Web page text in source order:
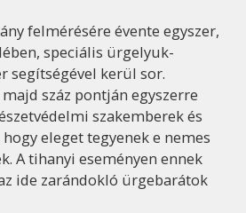
felmérésére évente egyszer,
speciális ürgelyuk-
segítségével kerül sor.
száz pontján egyszerre
szakemberek és
eleget tegyenek e nemes
A tihanyi eseményen ennek
ide zarándokló ürgebarátok